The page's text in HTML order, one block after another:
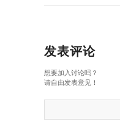
发表评论
想要加入讨论吗？
请自由发表意见！